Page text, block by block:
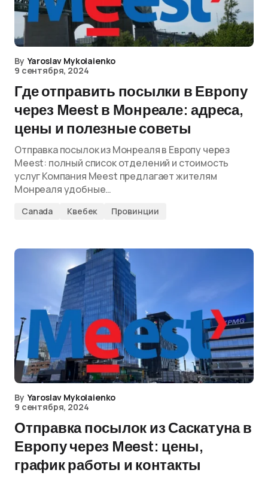
By Yaroslav Mykolaienko
9 сентября, 2024
Где отправить посылки в Европу
через Meest в Монреале: адреса,
цены и полезные советы
Отправка посылок из Монреаля в Европу через
Meest: полный список отделений и стоимость
услуг Компания Meest предлагает жителям
Монреаля удобные…
Canada Квебек Провинции
By Yaroslav Mykolaienko
9 сентября, 2024
Отправка посылок из Саскатуна в
Европу через Meest: цены,
график работы и контакты